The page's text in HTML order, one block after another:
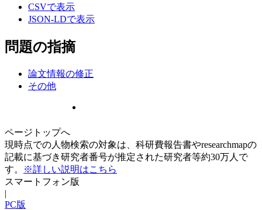
CSVで表示
JSON-LDで表示
問題の指摘
論文情報の修正
その他
ページトップへ
現時点での人物検索の対象は、科研費報告書やresearchmapの
記載に基づき研究者番号が推定された研究者等約30万人で
す。
※詳しい説明はこちら
スマートフォン版
|
PC版